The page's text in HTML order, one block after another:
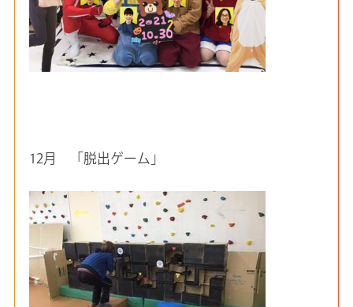
12月 「脱出ゲーム」